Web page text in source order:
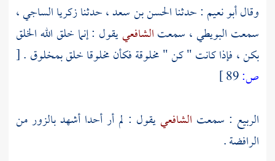
وقالأبو نعيم : حدثناالحسن بن سعد، حدثنازكريا الساجي،
سمعت البويطي، سمعتالشافعييقول : إنما خلق الله الخلق
بكن ، فإذا كانت " كن " مخلوقة فكأن مخلوقا خلق بمخلوق .[
ص:
الربيع : سمعت الشافعييقول : لم أر أحدا أشهد بالزور من
الرافضة.